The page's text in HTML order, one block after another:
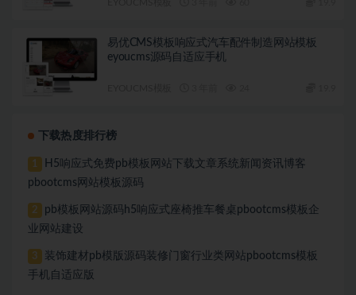
易优CMS模板响应式汽车配件制造网站模板
eyoucms源码自适应手机
下载热度排行榜
1
H5响应式免费pb模板网站下载文章系统新闻资讯博客
pbootcms网站模板源码
2
pb模板网站源码h5响应式座椅推车餐桌pbootcms模板企
业网站建设
3
装饰建材pb模版源码装修门窗行业类网站pbootcms模板
手机自适应版